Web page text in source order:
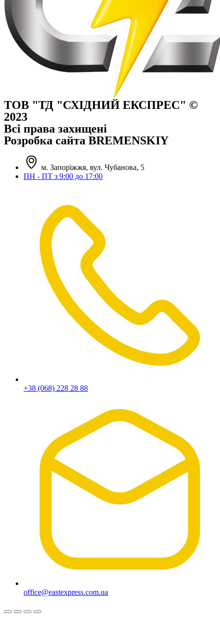
ТОВ "ТД "СХІДНИЙ ЕКСПРЕС" ©
2023
Всі права захищені
Розробка сайта BREMENSKIY
м. Запоріжжя, вул. Чубанова, 5
ПН - ПТ з 9:00 до 17:00
+38 (068) 228 28 88
office@eastexpress.com.ua